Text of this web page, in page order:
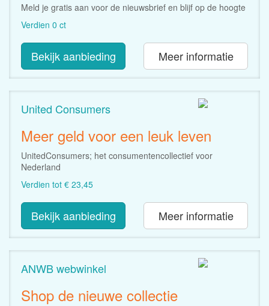
Meld je gratis aan voor de nieuwsbrief en blijf op de hoogte
Verdien 0 ct
Bekijk aanbieding Meer informatie
United Consumers
Meer geld voor een leuk leven
UnitedConsumers; het consumentencollectief voor
Nederland
Verdien tot € 23,45
Bekijk aanbieding Meer informatie
ANWB webwinkel
Shop de nieuwe collectie